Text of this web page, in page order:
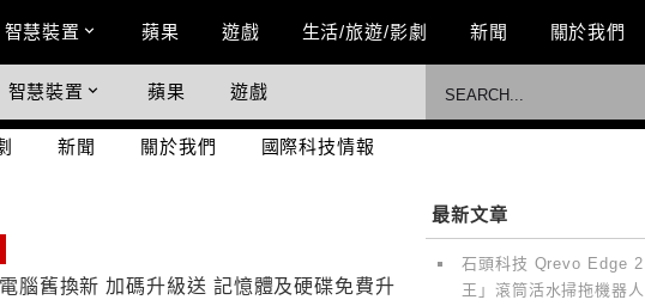
智慧裝置 蘋果 遊戲 生活/旅遊/影劇 新聞 關於我們
智慧裝置 蘋果 遊戲
新聞 關於我們 國際科技情報
腦舊換新 加碼升級送 記憶體及硬碟免費升
最新文章
石頭科技 Qrevo Edge
王」滾筒活水掃拖機器